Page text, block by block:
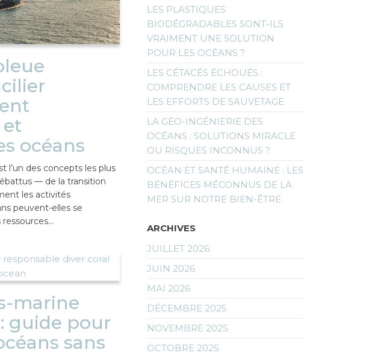
océans
l’un des concepts les plus
— de la transition
les activités
peuvent-elles se
marine
guide pour
sans
LES PLASTIQUES
BIODÉGRADABLES SONT-ILS
VRAIMENT UNE SOLUTION
POUR LES OCÉANS ?
LES CÉTACÉS ÉCHOUÉS :
COMPRENDRE LES CAUSES ET
LES EFFORTS DE SAUVETAGE
LA GÉO-INGÉNIERIE DES
OCÉANS : SOLUTIONS MIRACLE
OU RISQUES INCONNUS ?
OCÉAN ET SANTÉ HUMAINE : LES
BÉNÉFICES MÉCONNUS DE LA
MER SUR NOTRE BIEN-ÊTRE
ARCHIVES
JUILLET 2026
JUIN 2026
MAI 2026
DÉCEMBRE 2025
NOVEMBRE 2025
OCTOBRE 2025